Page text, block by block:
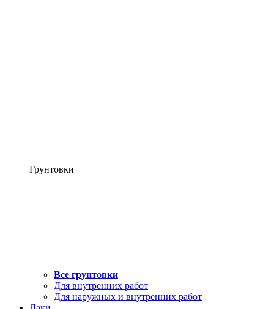
Грунтовки
Все грунтовки
Для внутренних работ
Для наружных и внутренних работ